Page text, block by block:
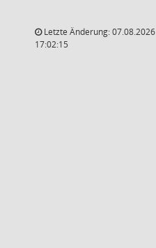
Letzte Änderung: 07.08.2026
17:02:15